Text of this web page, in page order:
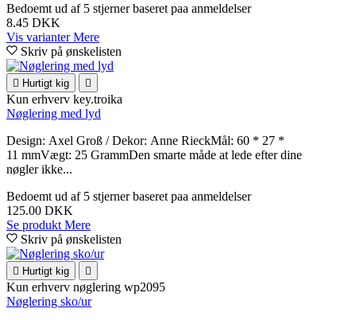
Bedoemt ud af 5 stjerner baseret paa anmeldelser
8.45 DKK
Vis varianterMere
Skriv på ønskelisten
 Hurtigt kig 
Kun erhverv key.troika
Nøglering med lyd
Design: Axel Groß / Dekor: Anne RieckMål: 60 * 27 *
11 mmVægt: 25 GrammDen smarte måde at lede efter dine
nøgler ikke...
Bedoemt ud af 5 stjerner baseret paa anmeldelser
125.00 DKK
Se produkt Mere
Skriv på ønskelisten
 Hurtigt kig 
Kun erhverv nøglering wp2095
Nøglering sko/ur